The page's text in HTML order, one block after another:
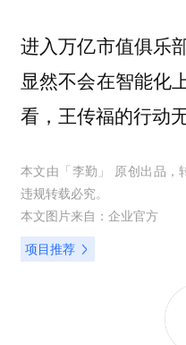
进入万亿市值俱乐
显然不会在智能化
看，王传福的行动
本文由「 李勤 」 原创出品，
违规转载必究。
本文图片来自： 企业官方
项目推荐